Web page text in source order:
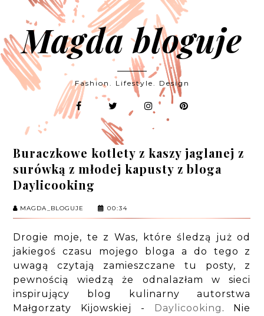
Magda bloguje
Fashion. Lifestyle. Design
Buraczkowe kotlety z kaszy jaglanej z
surówką z młodej kapusty z bloga
Daylicooking
MAGDA_BLOGUJE 00:34
Drogie moje, te z Was, które śledzą już od
jakiegoś czasu mojego bloga a do tego z
uwagą czytają zamieszczane tu posty, z
pewnością wiedzą że odnalazłam w sieci
inspirujący blog kulinarny autorstwa
Małgorzaty Kijowskiej - Daylicooking . Nie